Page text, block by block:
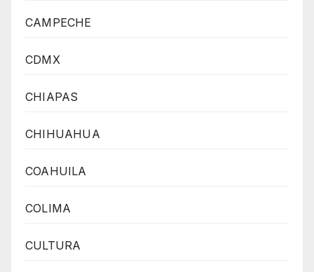
CAMPECHE
CDMX
CHIAPAS
CHIHUAHUA
COAHUILA
COLIMA
CULTURA